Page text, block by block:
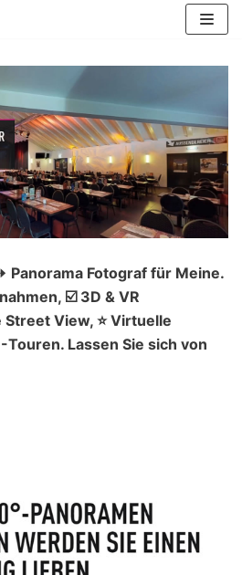
Panorama Fotograf für Meine.
☑️ 3D & VR
View, ⭐ Virtuelle
Lassen Sie sich von